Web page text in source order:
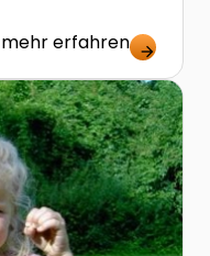
mehr erfahren arrow_forward
Wilhering